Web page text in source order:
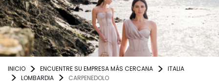
INICIO ENCUENTRE SU EMPRESA MÁS CERCANA
ITALIA
LOMBARDIA
CARPENEDOLO